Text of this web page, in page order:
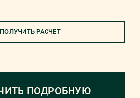
ПОЛУЧИТЬ РАСЧЕТ
ПОДРОБНУЮ